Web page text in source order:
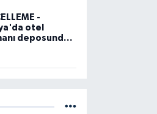
-
otel
deposunda